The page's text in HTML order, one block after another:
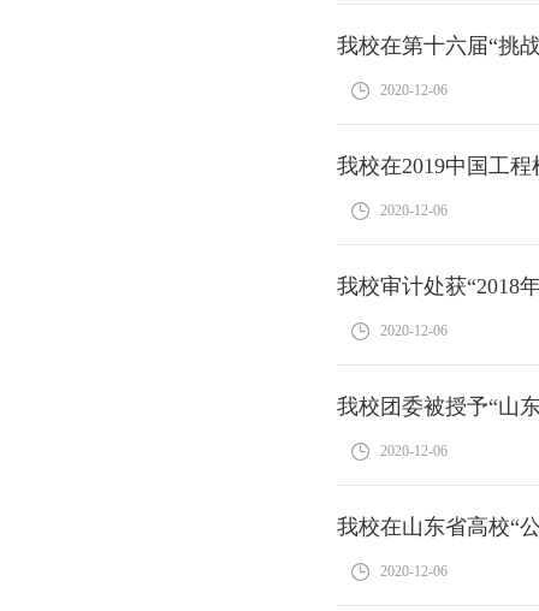
我校在第十六届“挑
2020-12-06
我校在2019中国工
2020-12-06
我校审计处获“2018
2020-12-06
我校团委被授予“山
2020-12-06
我校在山东省高校“
2020-12-06